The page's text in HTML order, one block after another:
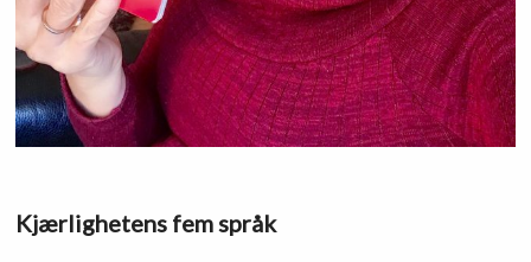
Kjærlighetens fem språk